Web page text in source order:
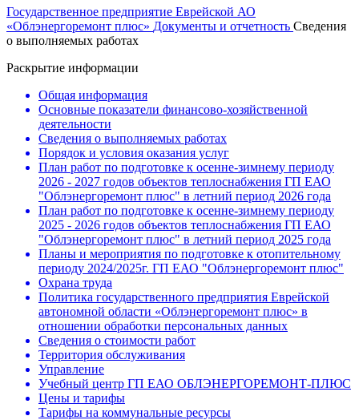
Государственное предприятие Еврейской АО
«Облэнергоремонт плюс» Документы и отчетность Сведения
о выполняемых работах
Раскрытие информации
Общая информация
Основные показатели финансово-хозяйственной
деятельности
Сведения о выполняемых работах
Порядок и условия оказания услуг
План работ по подготовке к осенне-зимнему периоду
2026 - 2027 годов объектов теплоснабжения ГП ЕАО
"Облэнергоремонт плюс" в летний период 2026 года
План работ по подготовке к осенне-зимнему периоду
2025 - 2026 годов объектов теплоснабжения ГП ЕАО
"Облэнергоремонт плюс" в летний период 2025 года
Планы и мероприятия по подготовке к отопительному
периоду 2024/2025г. ГП ЕАО "Облэнергоремонт плюс"
Охрана труда
Политика государственного предприятия Еврейской
автономной области «Облэнергоремонт плюс» в
отношении обработки персональных данных
Сведения о стоимости работ
Территория обслуживания
Управление
Учебный центр ГП ЕАО ОБЛЭНЕРГОРЕМОНТ-ПЛЮС
Цены и тарифы
Тарифы на коммунальные ресурсы